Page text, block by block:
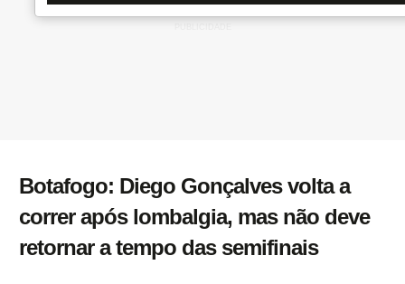
Botafogo: Diego Gonçalves volta a
correr após lombalgia, mas não deve
retornar a tempo das semifinais